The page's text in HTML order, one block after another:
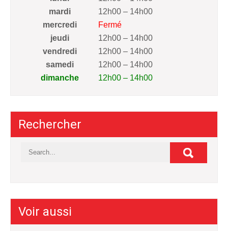
mardi
12h00 – 14h00
mercredi
Fermé
jeudi
12h00 – 14h00
vendredi
12h00 – 14h00
samedi
12h00 – 14h00
dimanche
12h00 – 14h00
Rechercher
Voir aussi